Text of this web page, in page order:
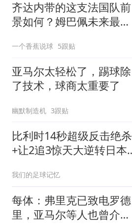
齐达内带的这支法国队前
景如何？姆巴佩未来最大
一个香蕉说球 5跟贴
亚马尔太轻松了，踢球除
了技术，球商太重要了
幽默制造机 3跟贴
比利时14秒超级反击绝杀
+让2追3惊天大逆转日本
我们的足球记忆
每体：弗里克已致电罗德
里，亚马尔等人也曾介绍